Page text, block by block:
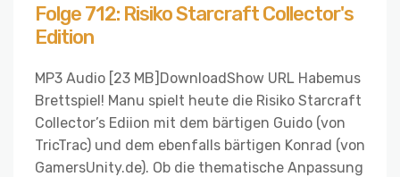
Folge 712: Risiko Starcraft Collector's
Edition
MP3 Audio [23 MB]DownloadShow URL Habemus
Brettspiel! Manu spielt heute die Risiko Starcraft
Collector’s Ediion mit dem bärtigen Guido (von
TricTrac) und dem ebenfalls bärtigen Konrad (von
GamersUnity.de). Ob die thematische Anpassung